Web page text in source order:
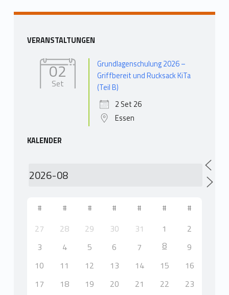
Barra laterale
VERANSTALTUNGEN
02
Set
Grundlagenschulung 2026 –
Griffbereit und Rucksack KiTa
(Teil B)
2 Set 26
Essen
KALENDER
# # # # # # #
27 28 29 30 31 1
2
3
4 5 6 7 8
9
10
11 12 13 14 15
16
17
18 19 20 21 22
23